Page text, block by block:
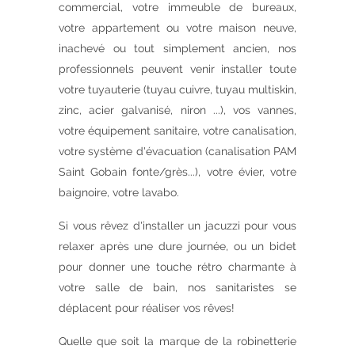
commercial, votre immeuble de bureaux,
votre appartement ou votre maison neuve,
inachevé ou tout simplement ancien, nos
professionnels peuvent venir installer toute
votre tuyauterie (tuyau cuivre, tuyau multiskin,
zinc, acier galvanisé, niron ...), vos vannes,
votre équipement sanitaire, votre canalisation,
votre système d'évacuation (canalisation PAM
Saint Gobain fonte/grès...), votre évier, votre
baignoire, votre lavabo.
Si vous rêvez d'installer un jacuzzi pour vous
relaxer après une dure journée, ou un bidet
pour donner une touche rétro charmante à
votre salle de bain, nos sanitaristes se
déplacent pour réaliser vos rêves!
Quelle que soit la marque de la robinetterie